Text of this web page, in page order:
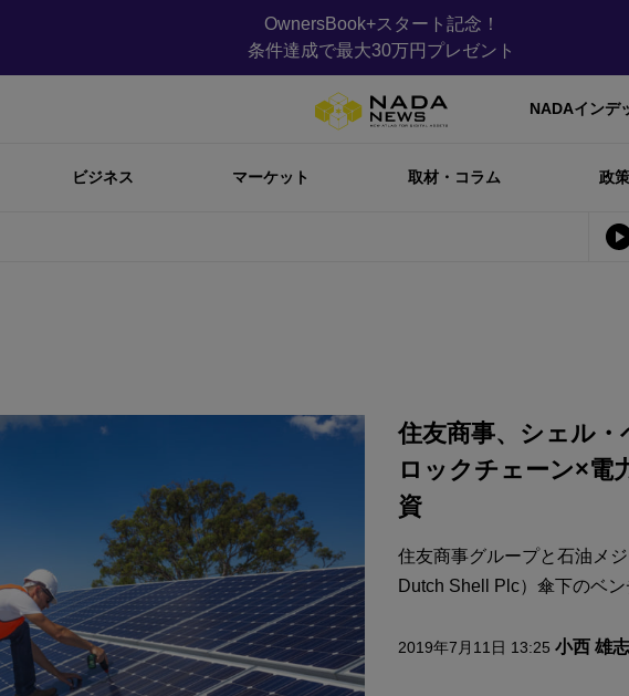
OwnersBook+スタート記念！
条件達成で最大30万円プレゼント
NADAインデ
ビジネス マーケット 取材・コラム 政
住友商事、シェル
ロックチェーン×電
資
住友商事グループと石油メ
Dutch Shell Plc）傘下のベン
2019年7月11日 13:25 小西 雄志